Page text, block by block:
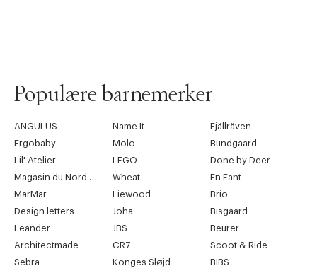
Populære barnemerker
ANGULUS Name It
Fjällräven
Ergobaby
Molo
Bundgaard
Lil' Atelier
LEGO
Done by Deer
Wheat
En Fant
MarMar
Liewood
Brio
Design letters
Joha
Bisgaard
Leander
JBS
Beurer
Architectmade
CR7
Scoot & Ride
Sebra
Konges Sløjd
BIBS